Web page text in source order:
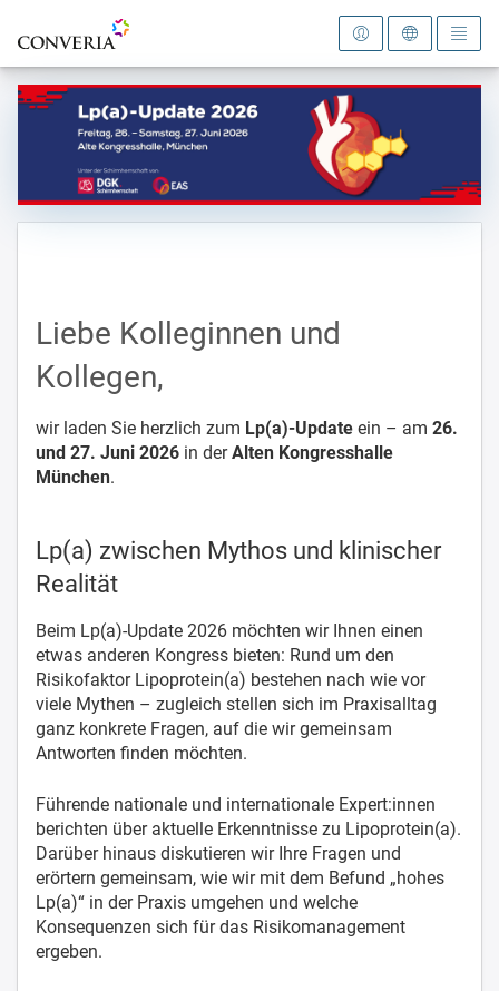
Zur Startseite
Liebe Kolleginnen und
Kollegen,
wir laden Sie herzlich zum Lp(a)-Update ein – am 26.
und 27. Juni 2026 in derAlten Kongresshalle
München.
Lp(a) zwischen Mythos und klinischer
Realität
Beim Lp(a)-Update 2026 möchten wir Ihnen einen
etwas anderen Kongress bieten: Rund um den
Risikofaktor Lipoprotein(a) bestehen nach wie vor
viele Mythen – zugleich stellen sich im Praxisalltag
ganz konkrete Fragen, auf die wir gemeinsam
Antworten finden möchten.
Führende nationale und internationale Expert:innen
berichten über aktuelle Erkenntnisse zu Lipoprotein(a).
Darüber hinaus diskutieren wir Ihre Fragen und
erörtern gemeinsam, wie wir mit dem Befund „hohes
Lp(a)“ in der Praxis umgehen und welche
Konsequenzen sich für das Risikomanagement
ergeben.